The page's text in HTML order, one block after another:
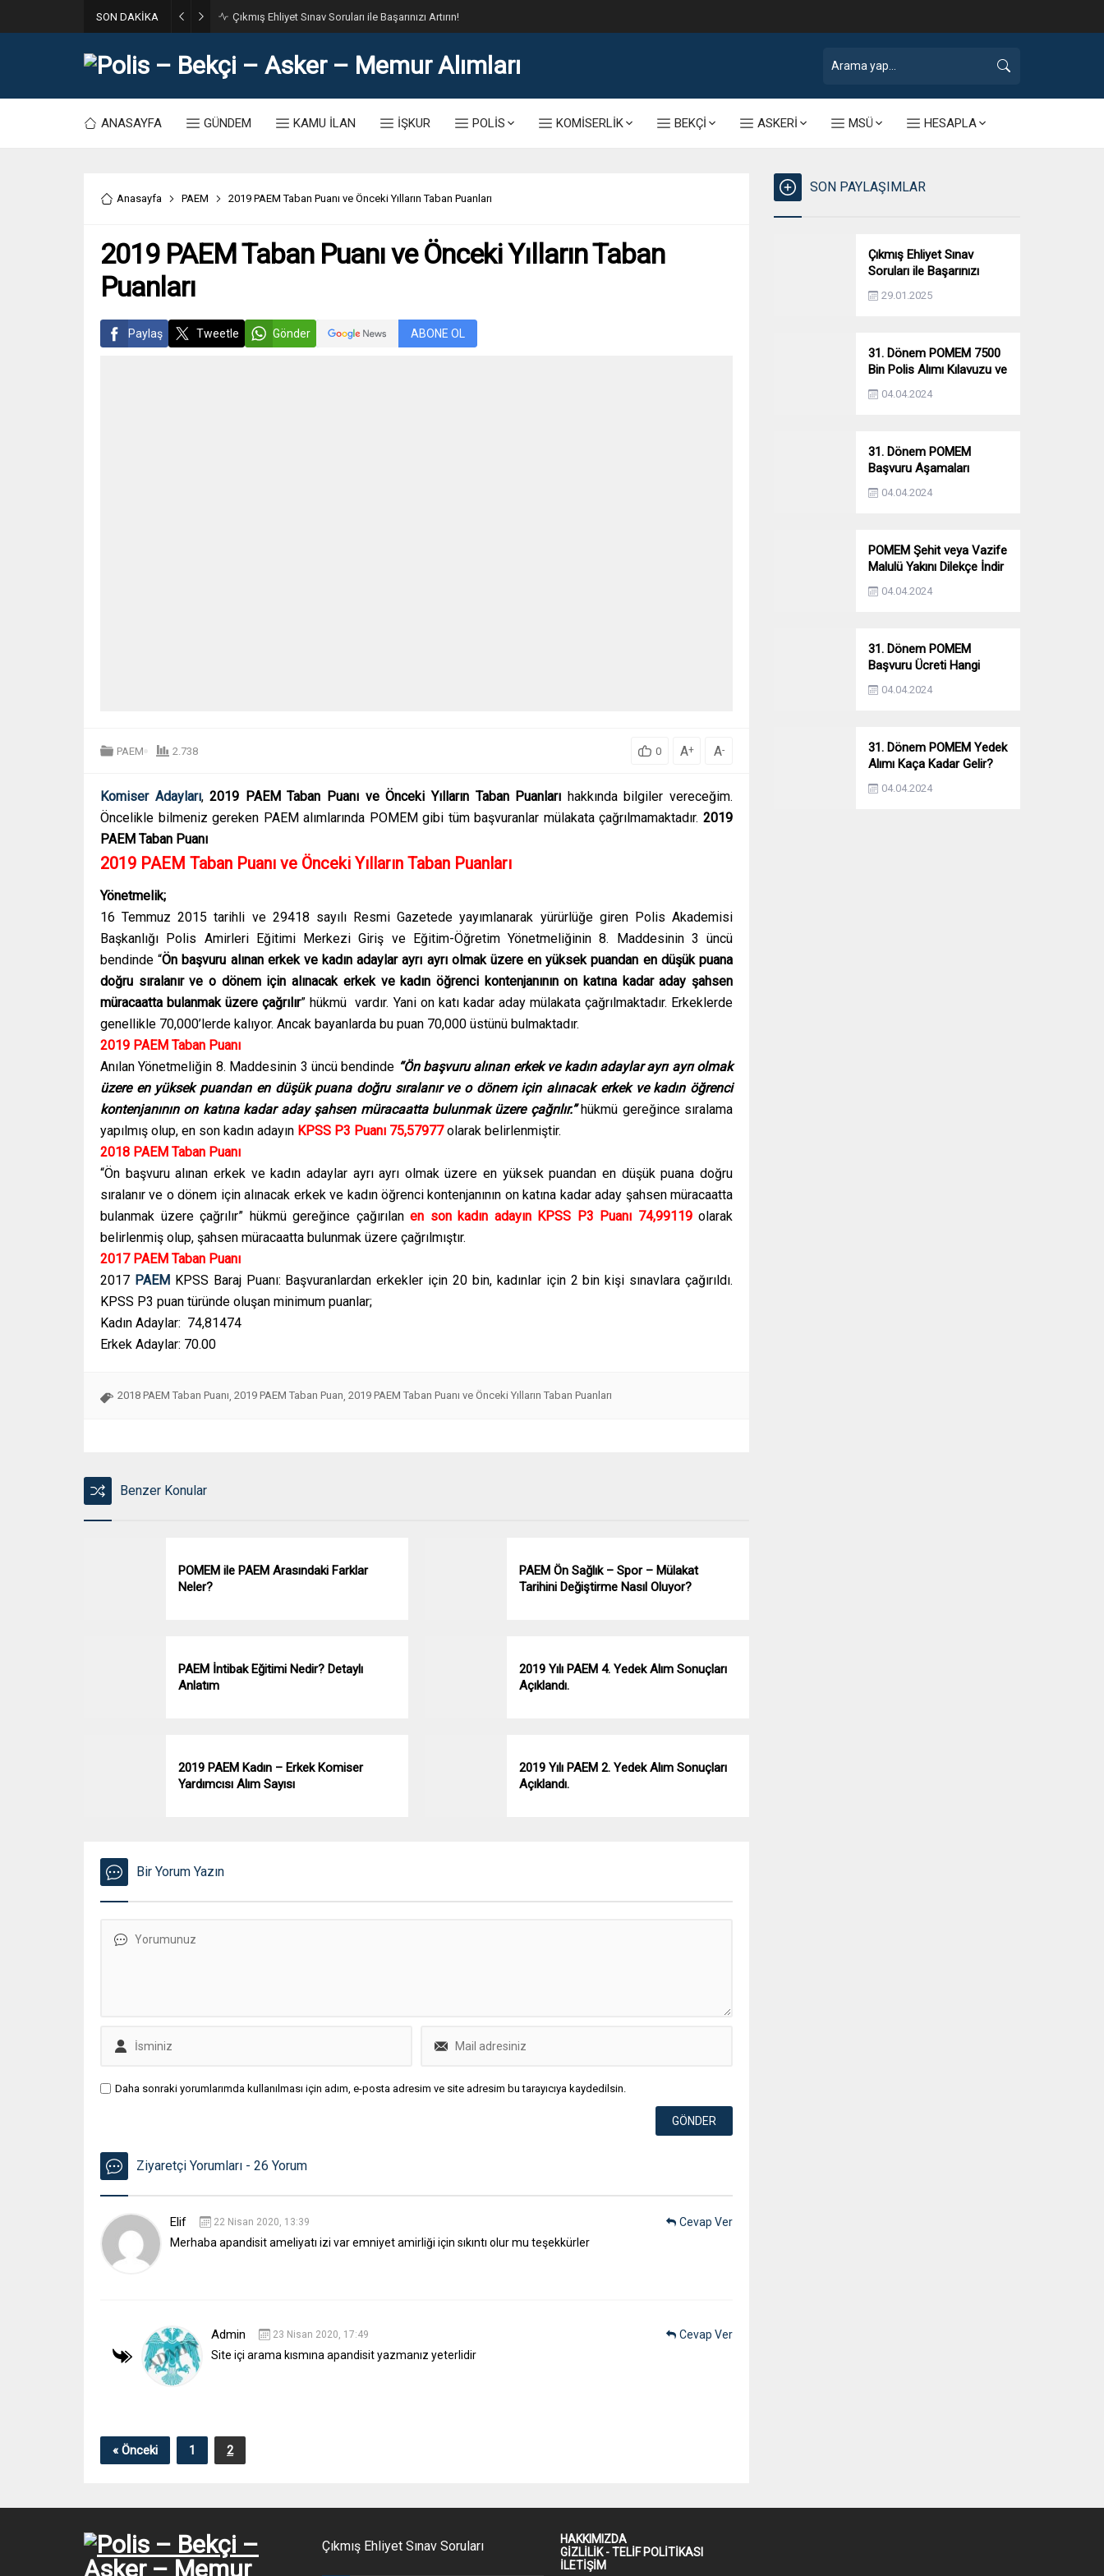
SON DAKİKA 31. Dönem POMEM 7500 Bin Polis Alımı Kılavuzu ve Başvuru Ekranı
ANASAYFA GÜNDEM KAMU İLAN İŞKUR POLİS KOMİSERLİK BEKÇİ ASKERİ MSÜ HESAPLA
Anasayfa PAEM 2019 PAEM Taban Puanı ve Önceki Yılların Taban Puanları
2019 PAEM Taban Puanı ve Önceki Yılların Taban
Puanları
Paylaş Tweetle Gönder ABONE OL
PAEM 2.738 0 A+ A-
Komiser Adayları,2019 PAEM Taban Puanı ve Önceki Yılların Taban Puanları hakkında bilgiler vereceğim.
Öncelikle bilmeniz gereken PAEM alımlarında POMEM gibi tüm başvuranlar mülakata çağrılmamaktadır. 2019
PAEM Taban Puanı
2019 PAEM Taban Puanı ve Önceki Yılların Taban Puanları
Yönetmelik;
16 Temmuz 2015 tarihli ve 29418 sayılı Resmi Gazetede yayımlanarak yürürlüğe giren Polis Akademisi
Başkanlığı Polis Amirleri Eğitimi Merkezi Giriş ve Eğitim-Öğretim Yönetmeliğinin 8. Maddesinin 3 üncü
bendinde “Ön başvuru alınan erkek ve kadın adaylar ayrı ayrı olmak üzere en yüksek puandan en düşük puana
doğru sıralanır ve o dönem için alınacak erkek ve kadın öğrenci kontenjanının on katına kadar aday şahsen
müracaatta bulanmak üzere çağrılır” hükmü vardır. Yani on katı kadar aday mülakata çağrılmaktadır. Erkeklerde
genellikle 70,000’lerde kalıyor. Ancak bayanlarda bu puan 70,000 üstünü bulmaktadır.
2019 PAEM Taban Puanı
Anılan Yönetmeliğin 8. Maddesinin 3 üncü bendinde “Ön başvuru alınan erkek ve kadın adaylar ayrı ayrı olmak
üzere en yüksek puandan en düşük puana doğru sıralanır ve o dönem için alınacak erkek ve kadın öğrenci
kontenjanının on katına kadar aday şahsen müracaatta bulunmak üzere çağrılır.”hükmü gereğince sıralama
yapılmış olup, en son kadın adayın KPSS P3 Puanı 75,57977 olarak belirlenmiştir.
2018 PAEM Taban Puanı
“Ön başvuru alınan erkek ve kadın adaylar ayrı ayrı olmak üzere en yüksek puandan en düşük puana doğru
sıralanır ve o dönem için alınacak erkek ve kadın öğrenci kontenjanının on katına kadar aday şahsen müracaatta
bulanmak üzere çağrılır” hükmü gereğince çağırılan en son kadın adayın KPSS P3 Puanı 74,99119olarak
belirlenmiş olup, şahsen müracaatta bulunmak üzere çağrılmıştır.
2017 PAEM Taban Puanı
2017 PAEMKPSS Baraj Puanı: Başvuranlardan erkekler için 20 bin, kadınlar için 2 bin kişi sınavlara çağırıldı.
KPSS P3 puan türünde oluşan minimum puanlar;
Kadın Adaylar: 74,81474
Erkek Adaylar: 70.00
2018 PAEM Taban Puanı, 2019 PAEM Taban Puan, 2019 PAEM Taban Puanı ve Önceki Yılların Taban Puanları
Benzer Konular
POMEM ile PAEM Arasındaki Farklar
Neler?
PAEM Ön Sağlık – Spor – Mülakat
Tarihini Değiştirme Nasıl Oluyor?
PAEM İntibak Eğitimi Nedir? Detaylı
Anlatım
2019 Yılı PAEM 4. Yedek Alım Sonuçları
Açıklandı.
2019 PAEM Kadın – Erkek Komiser
Yardımcısı Alım Sayısı
2019 Yılı PAEM 2. Yedek Alım Sonuçları
Açıklandı.
Bir Yorum Yazın
Daha sonraki yorumlarımda kullanılması için adım, e-posta adresim ve site adresim bu tarayıcıya kaydedilsin.
Ziyaretçi Yorumları - 26 Yorum
Elif 22 Nisan 2020, 13:39
Merhaba apandisit ameliyatı izi var emniyet amirliği için sıkıntı olur mu teşekkürler
Cevap Ver
Admin 23 Nisan 2020, 17:49
Site içi arama kısmına apandisit yazmanız yeterlidir
Cevap Ver
« Önceki 1 2
SON PAYLAŞIMLAR
Çıkmış Ehliyet Sınav
Soruları ile Başarınızı
Artırın!
29.01.2025
31. Dönem POMEM 7500
Bin Polis Alımı Kılavuzu ve
Başvuru Ekranı
04.04.2024
31. Dönem POMEM
Başvuru Aşamaları
Nelerdir? Ön Sağlık –
Parkur – Mülakat
04.04.2024
POMEM Şehit veya Vazife
Malulü Yakını Dilekçe İndir
04.04.2024
31. Dönem POMEM
Başvuru Ücreti Hangi
Bankaya Yatırılacak?
04.04.2024
31. Dönem POMEM Yedek
Alımı Kaça Kadar Gelir?
Yıllara Göre Yedek Alımı
04.04.2024
Çıkmış Ehliyet Sınav Soruları
HAKKIMIZDA
GİZLİLİK - TELİF POLİTİKASI
İLETİŞİM